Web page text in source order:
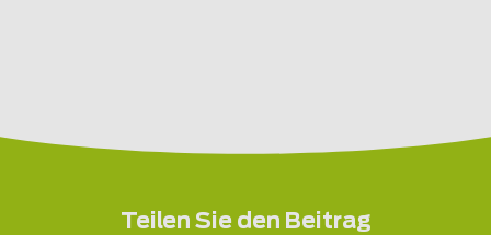
Teilen Sie den Beitrag